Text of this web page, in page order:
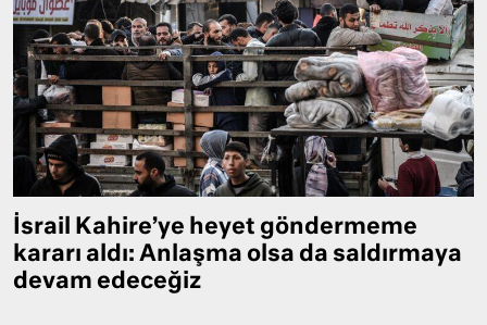
İsrail Kahire’ye heyet göndermeme
kararı aldı: Anlaşma olsa da saldırmaya
devam edeceğiz